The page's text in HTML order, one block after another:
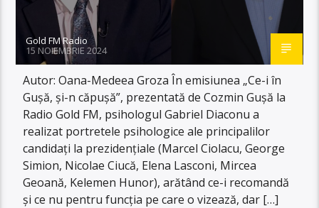
Gold FM Radio
15 NOIEMBRIE 2024
Autor: Oana-Medeea Groza În emisiunea „Ce-i în
Gușă, și-n căpușă”, prezentată de Cozmin Gușă la
Radio Gold FM, psihologul Gabriel Diaconu a
realizat portretele psihologice ale principalilor
candidați la prezidențiale (Marcel Ciolacu, George
Simion, Nicolae Ciucă, Elena Lasconi, Mircea
Geoană, Kelemen Hunor), arătând ce-i recomandă
și ce nu pentru funcția pe care o vizează, dar […]